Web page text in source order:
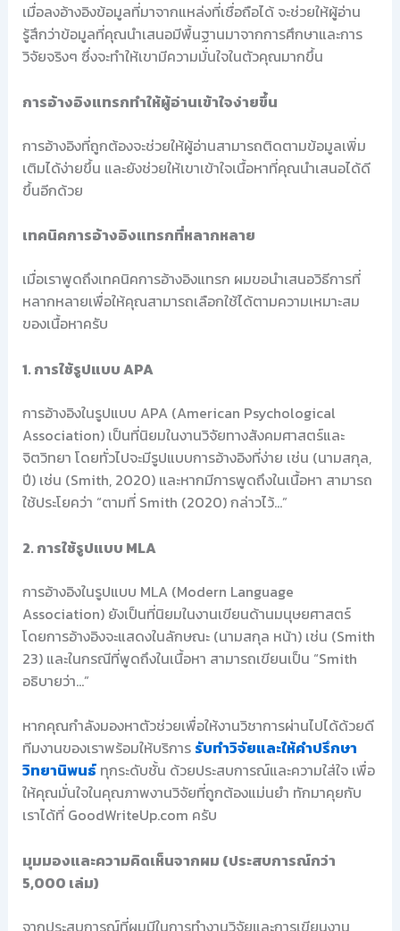
เมื่อลงอ้างอิงข้อมูลที่มาจากแหล่งที่เชื่อถือได้ จะช่วยให้ผู้อ่าน
รู้สึกว่าข้อมูลที่คุณนำเสนอมีพื้นฐานมาจากการศึกษาและการ
วิจัยจริงๆ ซึ่งจะทำให้เขามีความมั่นใจในตัวคุณมากขึ้น
การอ้างอิงแทรกทำให้ผู้อ่านเข้าใจง่ายขึ้น
การอ้างอิงที่ถูกต้องจะช่วยให้ผู้อ่านสามารถติดตามข้อมูลเพิ่ม
เติมได้ง่ายขึ้น และยังช่วยให้เขาเข้าใจเนื้อหาที่คุณนำเสนอได้ดี
ขึ้นอีกด้วย
เทคนิคการอ้างอิงแทรกที่หลากหลาย
เมื่อเราพูดถึงเทคนิคการอ้างอิงแทรก ผมขอนำเสนอวิธีการที่
หลากหลายเพื่อให้คุณสามารถเลือกใช้ได้ตามความเหมาะสม
ของเนื้อหาครับ
1. การใช้รูปแบบ APA
การอ้างอิงในรูปแบบ APA (American Psychological
Association) เป็นที่นิยมในงานวิจัยทางสังคมศาสตร์และ
จิตวิทยา โดยทั่วไปจะมีรูปแบบการอ้างอิงที่ง่าย เช่น (นามสกุล,
ปี) เช่น (Smith, 2020) และหากมีการพูดถึงในเนื้อหา สามารถ
ใช้ประโยคว่า “ตามที่ Smith (2020) กล่าวไว้…”
2. การใช้รูปแบบ MLA
การอ้างอิงในรูปแบบ MLA (Modern Language
Association) ยังเป็นที่นิยมในงานเขียนด้านมนุษยศาสตร์
โดยการอ้างอิงจะแสดงในลักษณะ (นามสกุล หน้า) เช่น (Smith
23) และในกรณีที่พูดถึงในเนื้อหา สามารถเขียนเป็น “Smith
อธิบายว่า…”
หากคุณกำลังมองหาตัวช่วยเพื่อให้งานวิชาการผ่านไปได้ด้วยดี
ทีมงานของเราพร้อมให้บริการ รับทำวิจัยและให้คำปรึกษา
วิทยานิพนธ์ทุกระดับชั้น ด้วยประสบการณ์และความใส่ใจ เพื่อ
ให้คุณมั่นใจในคุณภาพงานวิจัยที่ถูกต้องแม่นยำ ทักมาคุยกับ
เราได้ที่ GoodWriteUp.com ครับ
มุมมองและความคิดเห็นจากผม (ประสบการณ์กว่า
5,000 เล่ม)
จากประสบการณ์ที่ผมมีในการทำงานวิจัยและการเขียนงาน